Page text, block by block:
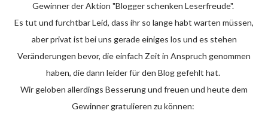
Gewinner der Aktion "Blogger schenken Leserfreude".
Es tut und furchtbar Leid, dass ihr so lange habt warten müssen,
aber privat ist bei uns gerade einiges los und es stehen
Veränderungen bevor, die einfach Zeit in Anspruch genommen
haben, die dann leider für den Blog gefehlt hat.
Wir geloben allerdings Besserung und freuen und heute dem
Gewinner gratulieren zu können: